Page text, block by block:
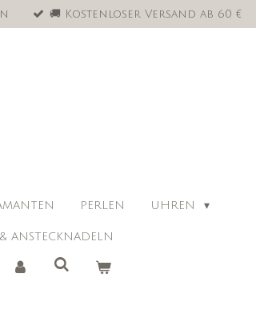
🚚 Kostenloser Versand ab 60 €
PERLEN UHREN
ANSTECKNADELN